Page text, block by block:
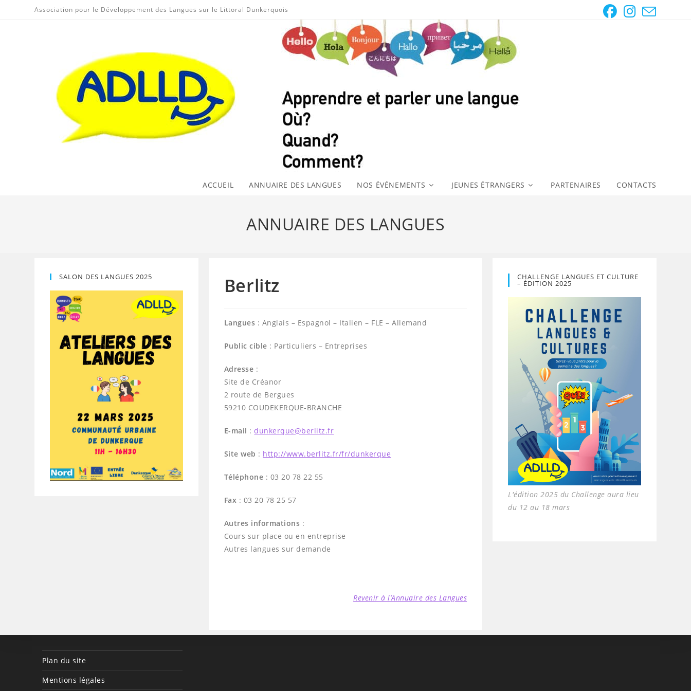
Association pour le Développement des Langues sur le Littoral Dunkerquois
ACCUEIL ANNUAIRE DES LANGUES NOS ÉVÉNEMENTS JEUNES ÉTRANGERS PARTENAIRES CONTACTS
ANNUAIRE DES LANGUES
Berlitz
Langues : Anglais – Espagnol – Italien – FLE – Allemand
Public cible : Particuliers – Entreprises
Adresse :
Site de Créanor
2 route de Bergues
59210 COUDEKERQUE-BRANCHE
E-mail :dunkerque@berlitz.fr
Site web : http://www.berlitz.fr/fr/dunkerque
Téléphone : 03 20 78 22 55
Fax : 03 20 78 25 57
Autres informations :
Cours sur place ou en entreprise
Autres langues sur demande
Revenir à l’Annuaire des Langues
SALON DES LANGUES 2025 CHALLENGE LANGUES ET CULTURE
– ÉDITION 2025
L'édition 2025 du Challenge aura lieu
du 12 au 18 mars
Plan du site
Mentions légales